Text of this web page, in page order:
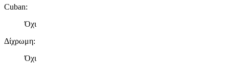
Cuban:
Όχι
Δίχρωμη:
Όχι